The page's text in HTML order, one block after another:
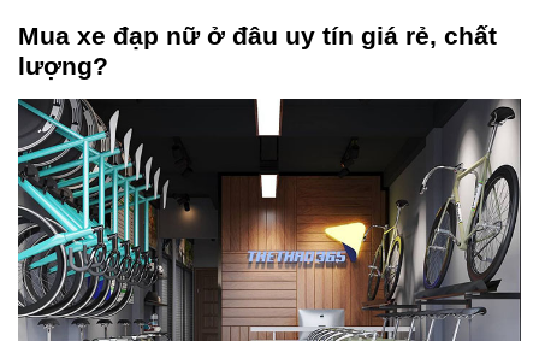
Mua xe đạp nữ ở đâu uy tín giá rẻ, chất
lượng?